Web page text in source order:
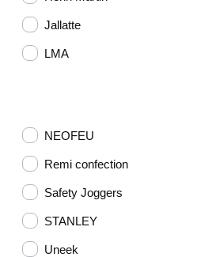
Jallatte
LMA
NEOFEU
Remi confection
Safety Joggers
STANLEY
Uneek